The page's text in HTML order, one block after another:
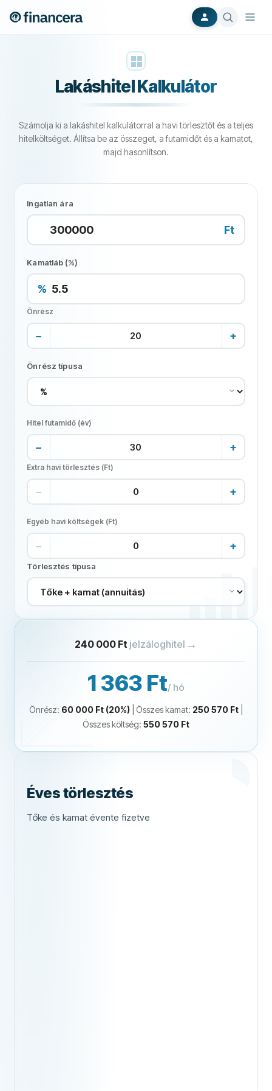
Lakáshitel Kalkulátor
Számolja ki a lakáshitel kalkulátorral a havi törlesztőt és a teljes
hitelköltséget. Állítsa be az összeget, a futamidőt és a kamatot,
majd hasonlítson.
Ingatlan ára
Ft
Kamatláb (%)
%
Önrész
− +
Önrész típusa
Hitel futamidő (év)
− +
Extra havi törlesztés (Ft)
− +
Egyéb havi költségek (Ft)
− +
Törlesztés típusa
240 000 Ft jelzáloghitel →
1 363 Ft/ hó
Önrész: 60 000 Ft(20%)| Összes kamat: 250 570 Ft|
Összes költség: 550 570 Ft
Éves törlesztés
Tőke és kamat évente fizetve